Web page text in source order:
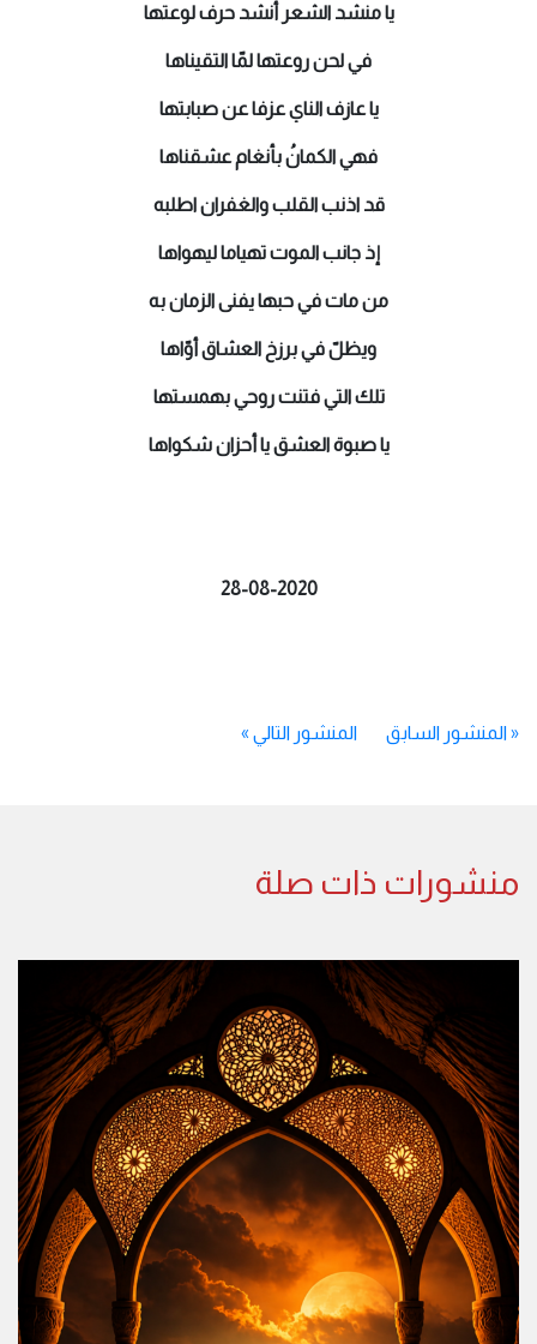
يا منشد الشعر أنشد حرف لوعتها
في لحن روعتها لمّا التقيناها
يا عازف الناي عزفا عن صبابتها
فهي الكمانُ بأنغام عشقناها
قد اذنب القلب والغفران اطلبه
إذ جانب الموت تهياما ليهواها
من مات في حبها يفنى الزمان به
ويظلّ في برزخ العشاق أوّاها
تلك التي فتنت روحي بهمستها
يا صبوة العشق يا أحزان شكواها
28-08-2020
«المنشور السابق المنشور التالي »
منشورات ذات صلة